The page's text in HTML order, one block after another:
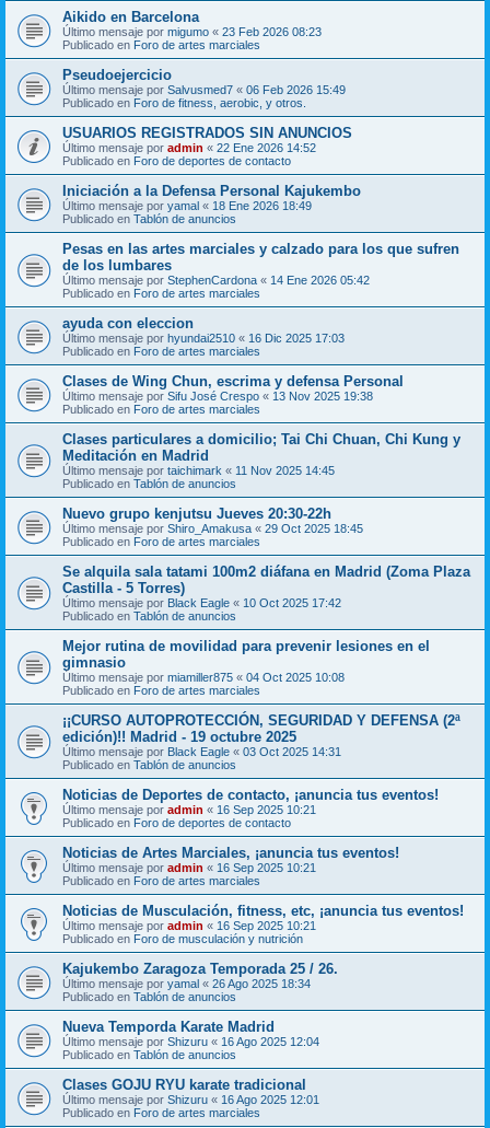
Aikido en Barcelona
Último mensaje por migumo « 23 Feb 2026 08:23
Publicado en Foro de artes marciales
Pseudoejercicio
Último mensaje por Salvusmed7 « 06 Feb 2026 15:49
Publicado en Foro de fitness, aerobic, y otros.
USUARIOS REGISTRADOS SIN ANUNCIOS
Último mensaje por admin « 22 Ene 2026 14:52
Publicado en Foro de deportes de contacto
Iniciación a la Defensa Personal Kajukembo
Último mensaje por yamal « 18 Ene 2026 18:49
Publicado en Tablón de anuncios
Pesas en las artes marciales y calzado para los que sufren
de los lumbares
Último mensaje por StephenCardona « 14 Ene 2026 05:42
Publicado en Foro de artes marciales
ayuda con eleccion
Último mensaje por hyundai2510 « 16 Dic 2025 17:03
Publicado en Foro de artes marciales
Clases de Wing Chun, escrima y defensa Personal
Último mensaje por Sifu José Crespo « 13 Nov 2025 19:38
Publicado en Foro de artes marciales
Clases particulares a domicilio; Tai Chi Chuan, Chi Kung y
Meditación en Madrid
Último mensaje por taichimark « 11 Nov 2025 14:45
Publicado en Tablón de anuncios
Nuevo grupo kenjutsu Jueves 20:30-22h
Último mensaje por Shiro_Amakusa « 29 Oct 2025 18:45
Publicado en Foro de artes marciales
Se alquila sala tatami 100m2 diáfana en Madrid (Zoma Plaza
Castilla - 5 Torres)
Último mensaje por Black Eagle « 10 Oct 2025 17:42
Publicado en Tablón de anuncios
Mejor rutina de movilidad para prevenir lesiones en el
gimnasio
Último mensaje por miamiller875 « 04 Oct 2025 10:08
Publicado en Foro de artes marciales
¡¡CURSO AUTOPROTECCIÓN, SEGURIDAD Y DEFENSA (2ª
edición)!! Madrid - 19 octubre 2025
Último mensaje por Black Eagle « 03 Oct 2025 14:31
Publicado en Tablón de anuncios
Noticias de Deportes de contacto, ¡anuncia tus eventos!
Último mensaje por admin « 16 Sep 2025 10:21
Publicado en Foro de deportes de contacto
Noticias de Artes Marciales, ¡anuncia tus eventos!
Último mensaje por admin « 16 Sep 2025 10:21
Publicado en Foro de artes marciales
Noticias de Musculación, fitness, etc, ¡anuncia tus eventos!
Último mensaje por admin « 16 Sep 2025 10:21
Publicado en Foro de musculación y nutrición
Kajukembo Zaragoza Temporada 25 / 26.
Último mensaje por yamal « 26 Ago 2025 18:34
Publicado en Tablón de anuncios
Nueva Temporda Karate Madrid
Último mensaje por Shizuru « 16 Ago 2025 12:04
Publicado en Tablón de anuncios
Clases GOJU RYU karate tradicional
Último mensaje por Shizuru « 16 Ago 2025 12:01
Publicado en Foro de artes marciales